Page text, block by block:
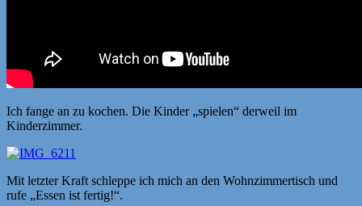
Ich fange an zu kochen. Die Kinder „spielen“ derweil im
Kinderzimmer.
Mit letzter Kraft schleppe ich mich an den Wohnzimmertisch und
rufe „Essen ist fertig!“.